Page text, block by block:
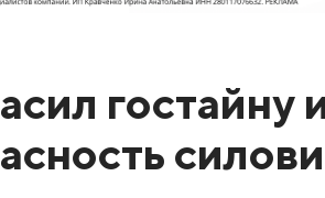
гостайну